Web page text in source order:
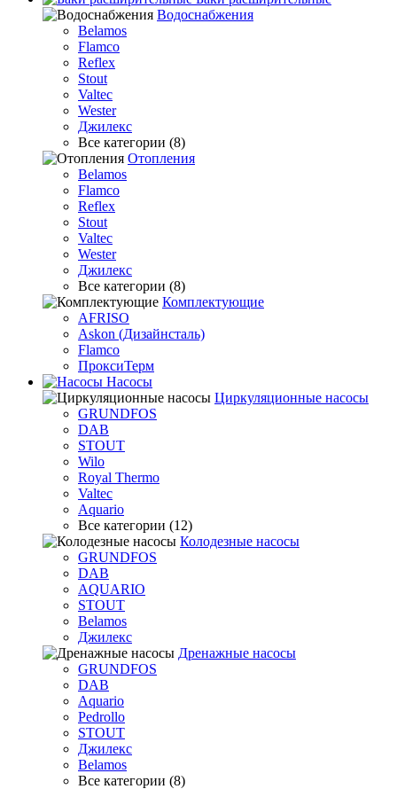
Водоснабжения
Belamos
Flamco
Reflex
Stout
Valtec
Wester
Джилекс
Все категории (8)
Отопления
Belamos
Flamco
Reflex
Stout
Valtec
Wester
Джилекс
Все категории (8)
Комплектующие
AFRISO
Askon (Дизайнсталь)
Flamco
ПроксиТерм
Насосы
Циркуляционные насосы
GRUNDFOS
DAB
STOUT
Wilo
Royal Thermo
Valtec
Aquario
Все категории (12)
Колодезные насосы
GRUNDFOS
DAB
AQUARIO
STOUT
Belamos
Джилекс
Дренажные насосы
GRUNDFOS
DAB
Aquario
Pedrollo
STOUT
Джилекс
Belamos
Все категории (8)